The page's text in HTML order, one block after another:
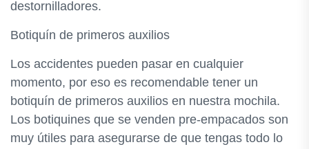
destornilladores.
Botiquín de primeros auxilios
Los accidentes pueden pasar en cualquier
momento, por eso es recomendable tener un
botiquín de primeros auxilios en nuestra mochila.
Los botiquines que se venden pre-empacados son
muy útiles para asegurarse de que tengas todo lo